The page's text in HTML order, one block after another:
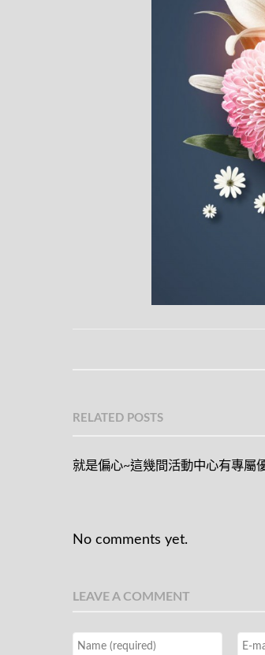
RELATED POSTS
就是偏心~這幾間活動中心有專屬
No comments yet.
LEAVE A COMMENT